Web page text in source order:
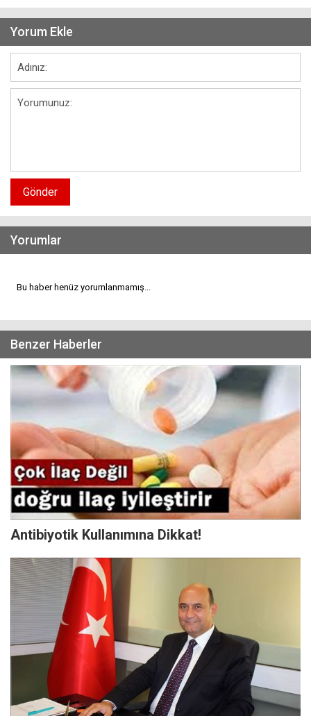
Yorum Ekle
Gönder
Yorumlar
Bu haber henüz yorumlanmamış...
Benzer Haberler
Antibiyotik Kullanımına Dikkat!